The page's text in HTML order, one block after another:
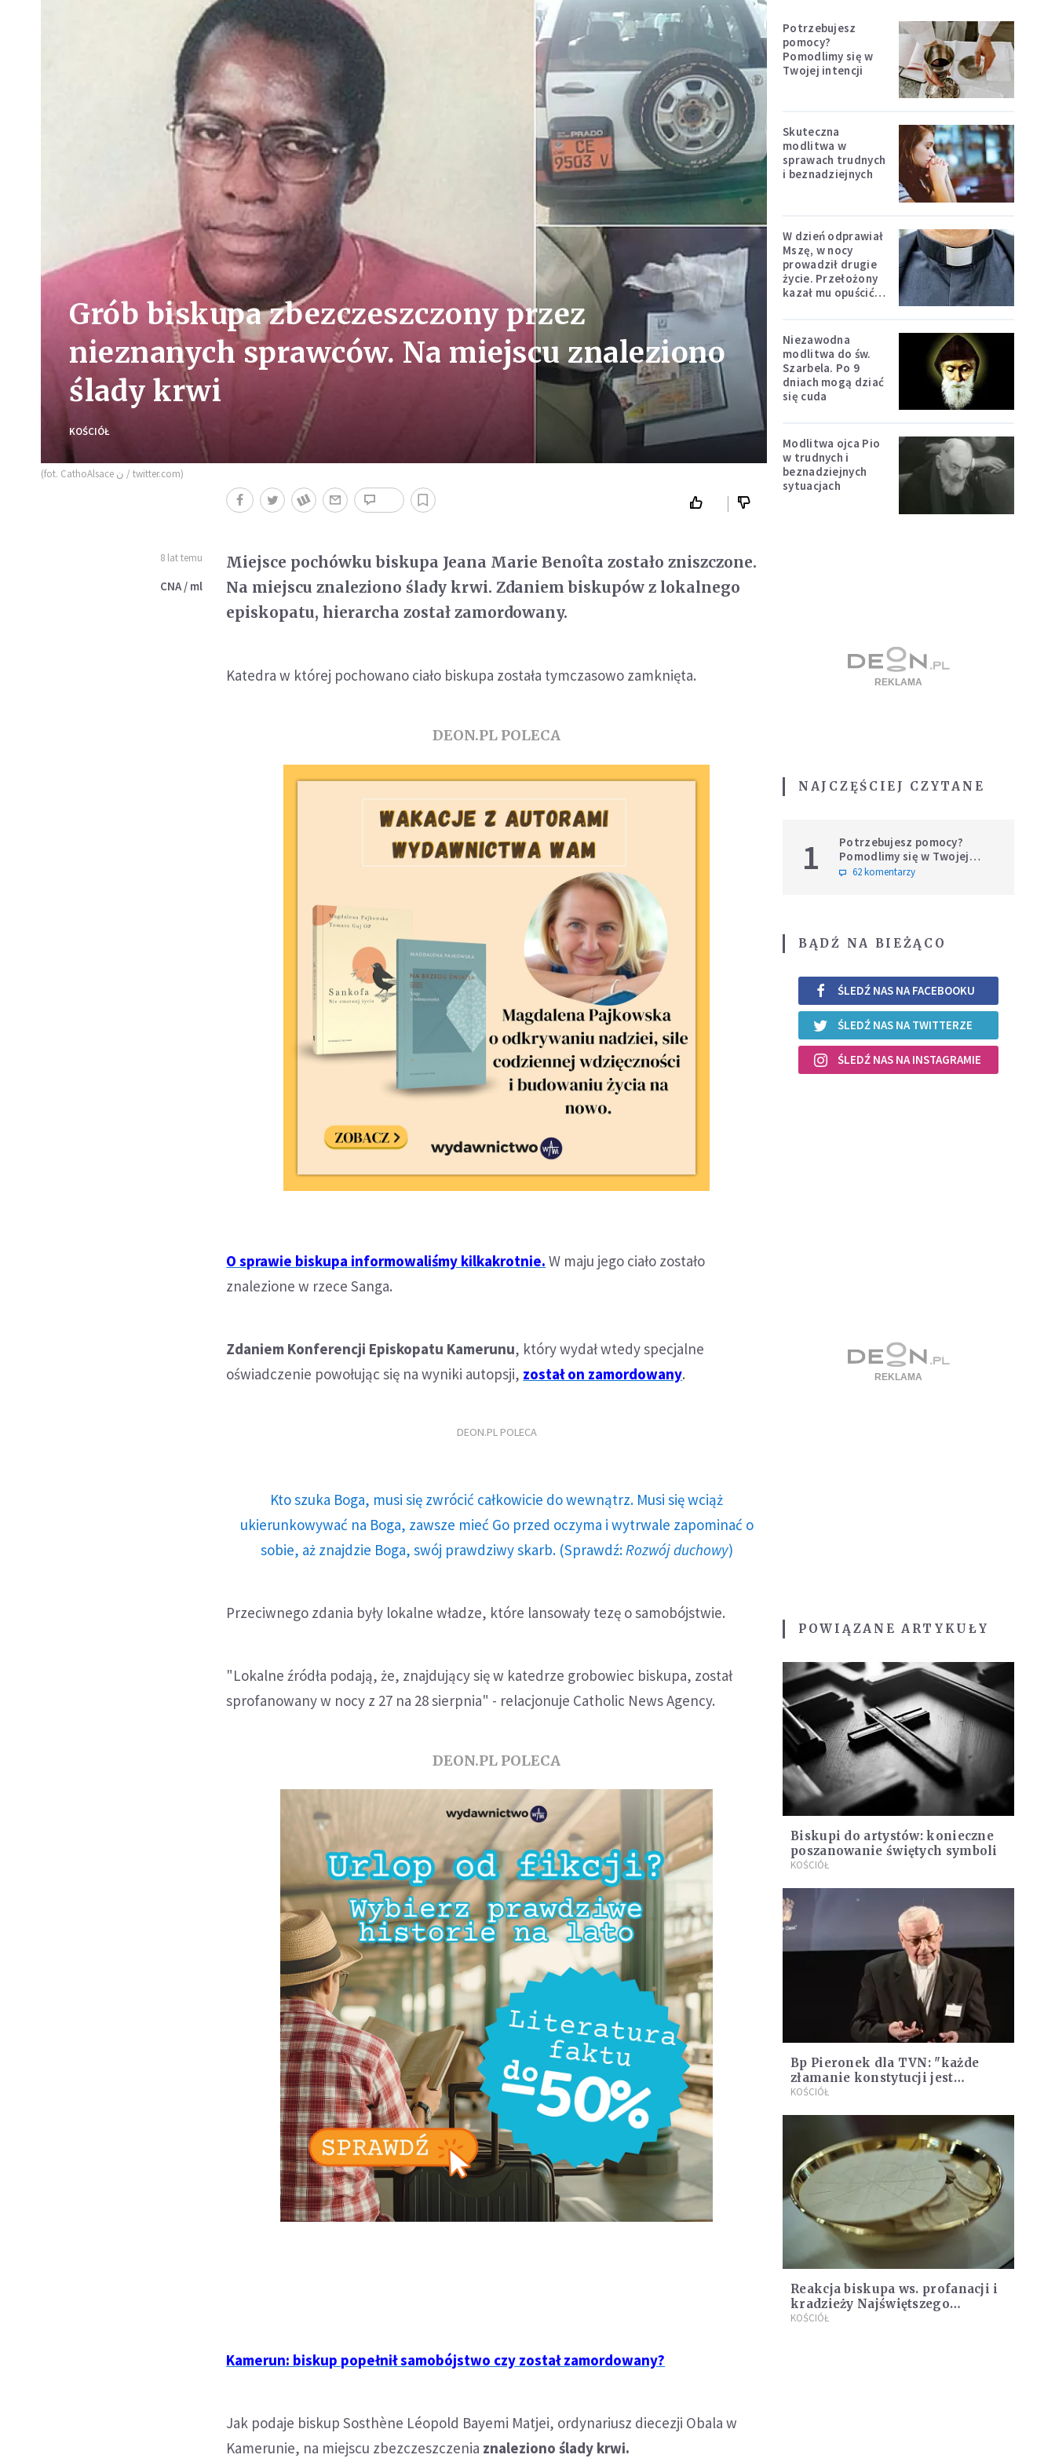
Grób biskupa zbezczeszczony przez
nieznanych sprawców. Na miejscu znaleziono
ślady krwi
KOŚCIÓŁ
(fot. CathoAlsace ن / twitter.com)
8 lat temu
CNA / ml
Miejsce pochówku biskupa Jeana Marie Benoîta zostało zniszczone.
Na miejscu znaleziono ślady krwi. Zdaniem biskupów z lokalnego
episkopatu, hierarcha został zamordowany.
Katedra w której pochowano ciało biskupa została tymczasowo zamknięta.
DEON.PL POLECA
O sprawie biskupa informowaliśmy kilkakrotnie. W maju jego ciało zostało
znalezione w rzece Sanga.
Zdaniem Konferencji Episkopatu Kamerunu, który wydał wtedy specjalne
oświadczenie powołując się na wyniki autopsji, został on zamordowany.
DEON.PL POLECA
Kto szuka Boga, musi się zwrócić całkowicie do wewnątrz. Musi się wciąż
ukierunkowywać na Boga, zawsze mieć Go przed oczyma i wytrwale zapominać o
sobie, aż znajdzie Boga, swój prawdziwy skarb. (Sprawdź: Rozwój duchowy)
Przeciwnego zdania były lokalne władze, które lansowały tezę o samobójstwie.
"Lokalne źródła podają, że, znajdujący się w katedrze grobowiec biskupa, został
sprofanowany w nocy z 27 na 28 sierpnia" - relacjonuje Catholic News Agency.
DEON.PL POLECA
Kamerun: biskup popełnił samobójstwo czy został zamordowany?
Jak podaje biskup Sosthène Léopold Bayemi Matjei, ordynariusz diecezji Obala w
Kamerunie, na miejscu zbezczeszczenia znaleziono ślady krwi.
Potrzebujesz
pomocy?
Pomodlimy się w
Twojej intencji
Skuteczna
modlitwa w
sprawach trudnych
i beznadziejnych
W dzień odprawiał
Mszę, w nocy
prowadził drugie
życie. Przełożony
kazał mu opuścić
Niezawodna
modlitwa do św.
Szarbela. Po 9
dniach mogą dziać
się cuda
Modlitwa ojca Pio
w trudnych i
beznadziejnych
sytuacjach
NAJCZĘŚCIEJ CZYTANE
1
Potrzebujesz pomocy?
Pomodlimy się w Twojej
intencji
62 komentarzy
BĄDŹ NA BIEŻĄCO
ŚLEDŹ NAS NA FACEBOOKU
ŚLEDŹ NAS NA TWITTERZE
ŚLEDŹ NAS NA INSTAGRAMIE
POWIĄZANE ARTYKUŁY
Biskupi do artystów: konieczne
poszanowanie świętych symboli
KOŚCIÓŁ
Bp Pieronek dla TVN: "każde
złamanie konstytucji jest
łajdactwem, szczególnie przez jej
KOŚCIÓŁ
Reakcja biskupa ws. profanacji i
kradzieży Najświętszego
Sakramentu
KOŚCIÓŁ